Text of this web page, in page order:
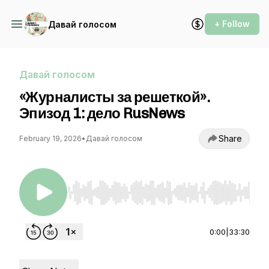
Давай голосом + Follow
Давай голосом
«Журналисты за решеткой».
Эпизод 1: дело RusNews
February 19, 2026• Давай голосом Share
Use Left/Right to seek, Home/End to jump to
0:00 33:30